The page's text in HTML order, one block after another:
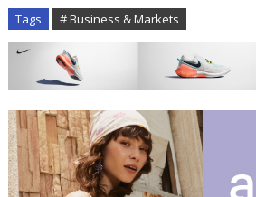
Tags # Business & Markets